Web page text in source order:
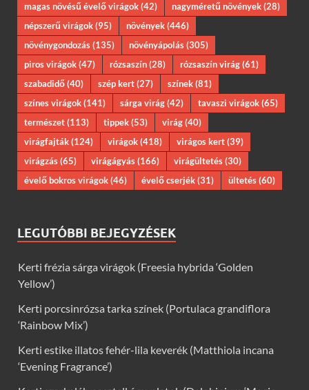
magas növésű évelő virágok(42) nagyméretű növények(28)
népszerű virágok(95) növények(446)
növénygondozás(135) növényápolás(305)
piros virágok(47) rózsaszín(28) rózsaszín virág(61)
szabadidő(40) szép kert(27) színek(81)
színes virágok(141) sárga virág(42) tavaszi virágok(65)
természet(113) tippek(53) virág(40)
virágfajták(124) virágok(418) virágos kert(39)
virágzás(65) virágágyás(166) virágültetés(30)
évelő bokros virágok(46) évelő cserjék(31) ültetés(60)
LEGUTÓBBI BEJEGYZÉSEK
Kerti frézia sárga virágok (Freesia hybrida ‘Golden
Yellow’)
Kerti porcsinrózsa tarka színek (Portulaca grandiflora
‘Rainbow Mix’)
Kerti estike illatos fehér-lila keverék (Matthiola incana
‘Evening Fragrance’)